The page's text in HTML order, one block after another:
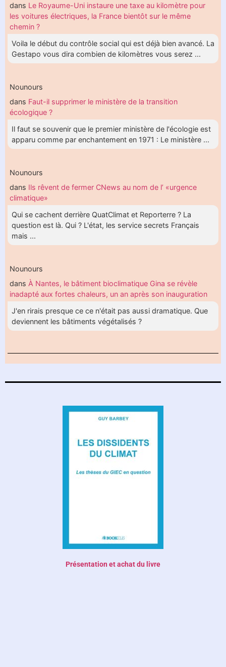
dans Le Royaume-Uni instaure une taxe au kilomètre pour
les voitures électriques, la France bientôt sur le même
chemin ?
Voila le début du contrôle social qui est déjà bien avancé. La
Gestapo vous dira combien de kilomètres vous serez ...
Nounours
dans Faut-il supprimer le ministère de la transition
écologique ?
Il faut se souvenir que le premier ministère de l'écologie est
apparu comme par enchantement en 1971 : Le ministère ...
Nounours
dans Ils rêvent de fermer CNews au nom de l’ «urgence
climatique»
Qui se cachent derrière QuatClimat et Reporterre ? La
question est là. Qui ? L'état, les service secrets Français
mais ...
Nounours
dans À Nantes, le bâtiment bioclimatique Gina se révèle
inadapté aux fortes chaleurs, un an après son inauguration
J'en rirais presque ce ce n'était pas aussi dramatique. Que
deviennent les bâtiments végétalisés ?
Présentation et achat du livre